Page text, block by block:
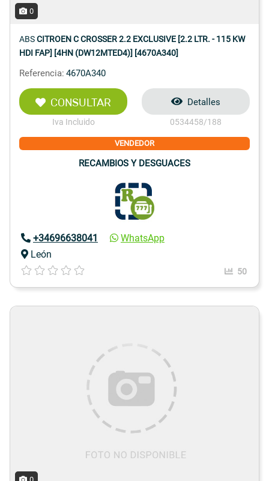
0
ABSCITROEN C CROSSER 2.2 EXCLUSIVE [2.2 LTR. - 115 KW
HDI FAP] [4HN (DW12MTED4)] [4670A340]
Referencia: 4670A340
CONSULTAR
Iva Incluido
Detalles
0534458/188
VENDEDOR
RECAMBIOS Y DESGUACES
+34696638041
WhatsApp
León
50